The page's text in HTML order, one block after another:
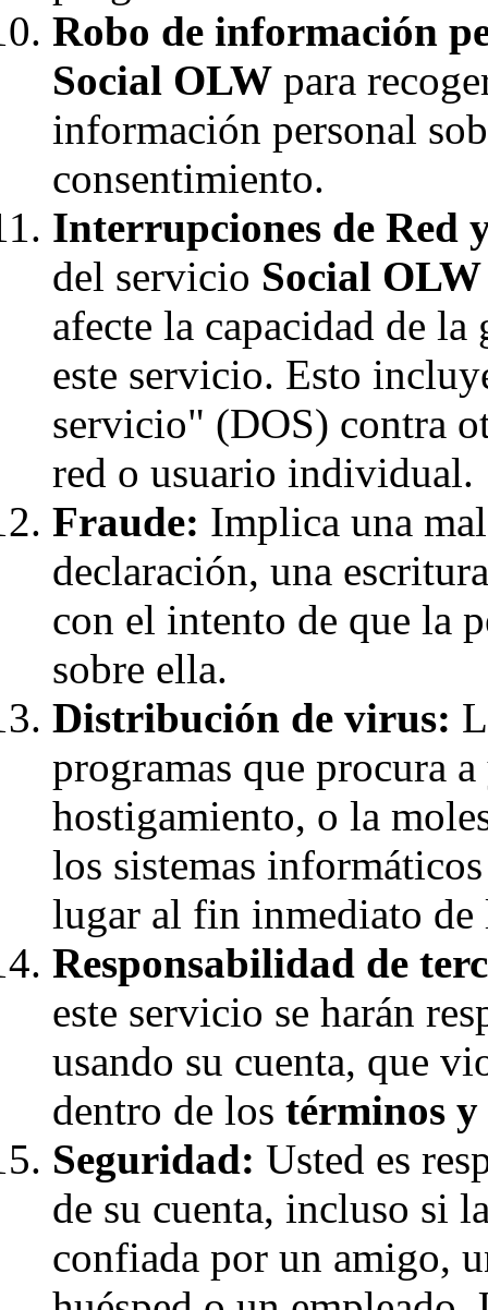
Robo de información
Social OLW para
información personal
consentimiento.
Interrupciones de Red
del servicio Social OLW
afecte la capacidad de
este servicio. Esto
servicio" (DOS) contra
red o usuario individual.
Fraude: Implica una
declaración, una
con el intento de que la
sobre ella.
Distribución de virus:
programas que procura
hostigamiento, o la
los sistemas
lugar al fin inmediato de
Responsabilidad de
este servicio se harán
usando su cuenta, que
dentro de los términos y
Seguridad: Usted es
de su cuenta, incluso si
confiada por un amigo,